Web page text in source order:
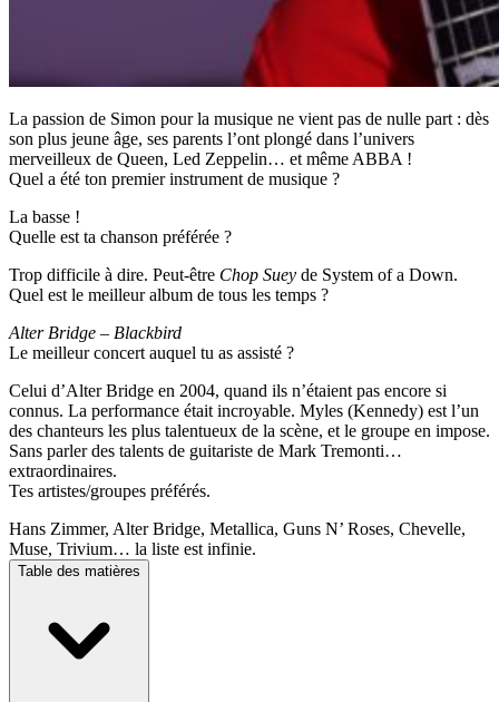
La passion de Simon pour la musique ne vient pas de nulle part : dès
son plus jeune âge, ses parents l’ont plongé dans l’univers
merveilleux de Queen, Led Zeppelin… et même ABBA !
Quel a été ton premier instrument de musique ?
La basse !
Quelle est ta chanson préférée ?
Trop difficile à dire. Peut-être Chop Suey de System of a Down.
Quel est le meilleur album de tous les temps ?
Alter Bridge – Blackbird
Le meilleur concert auquel tu as assisté ?
Celui d’Alter Bridge en 2004, quand ils n’étaient pas encore si
connus. La performance était incroyable. Myles (Kennedy) est l’un
des chanteurs les plus talentueux de la scène, et le groupe en impose.
Sans parler des talents de guitariste de Mark Tremonti…
extraordinaires.
Tes artistes/groupes préférés.
Hans Zimmer, Alter Bridge, Metallica, Guns N’ Roses, Chevelle,
Muse, Trivium… la liste est infinie.
Table des matières